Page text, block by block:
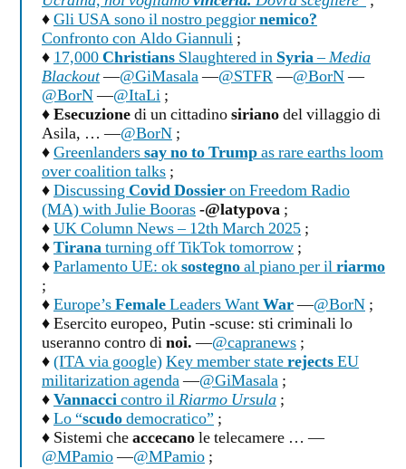
♦Gli USA sono il nostro peggiornemico?
Confronto con Aldo Giannuli ;
♦ 17,000Christians Slaughtered in Syria–Media
Blackout—@GiMasala—@STFR—@BorN—
@BorN—@ItaLi ;
♦Esecuzionedi un cittadinosirianodel villaggio di
Asila, … —@BorN ;
♦Greenlanderssay no to Trumpas rare earths loom
over coalition talks ;
♦DiscussingCovid Dossieron Freedom Radio
(MA) with Julie Booras-@latypova ;
♦UK Column News – 12th March 2025 ;
♦Tiranaturning off TikTok tomorrow ;
♦Parlamento UE: oksostegnoal piano per ilriarmo
;
♦Europe’sFemaleLeaders WantWar—@BorN ;
♦ Esercito europeo, Putin -scuse: sti criminali lo
useranno contro dinoi.—@capranews ;
♦(ITA via google)Key member staterejectsEU
militarization agenda—@GiMasala ;
♦Vannaccicontro ilRiarmo Ursula ;
♦Lo “scudodemocratico” ;
♦ Sistemi cheaccecanole telecamere … —
@MPamio—@MPamio ;